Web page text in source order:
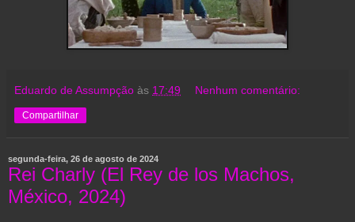
Eduardo de Assumpção às 17:49 Nenhum comentário:
Compartilhar
segunda-feira, 26 de agosto de 2024
Rei Charly (El Rey de los Machos,
México, 2024)